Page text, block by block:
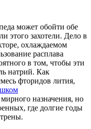
может обойти обе
этого захотели. Дело в
охлаждаемом
расплава
в том, чтобы эти
натрий. Как
фторидов лития,
назначения, но
где долгие годы